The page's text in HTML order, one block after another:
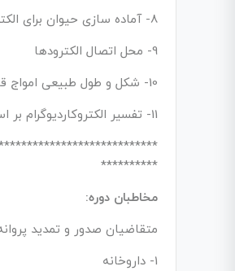
8- آماده سازی حیوان برای الکتروکاردیوگرافی
9- محل اتصال الکترودها
10- شکل و طول طبیعی امواج قلبی و ارتباط آنها با مراحل مختلف فعالیت فیزیولوژیک قلب
11- تفسیر الکتروکاردیوگرام بر اساس شکل و طول امواج ثبت شده
**********
مخاطبان دوره:
متقاضیان صدور و تمدید
1- داروخانه